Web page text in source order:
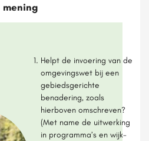
Helpt de invoering van de
omgevingswet bij een
gebiedsgerichte
benadering, zoals
hierboven omschreven?
(Met name de uitwerking
in programma’s en wijk-